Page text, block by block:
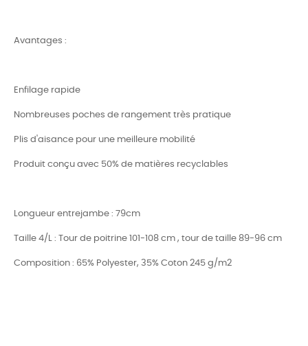
Avantages :
Enfilage rapide
Nombreuses poches de rangement très pratique
Plis d'aisance pour une meilleure mobilité
Produit conçu avec 50% de matières recyclables
Longueur entrejambe : 79cm
Taille 4/L : Tour de poitrine 101-108 cm , tour de taille 89-96 cm
Composition : 65% Polyester, 35% Coton 245 g/m2